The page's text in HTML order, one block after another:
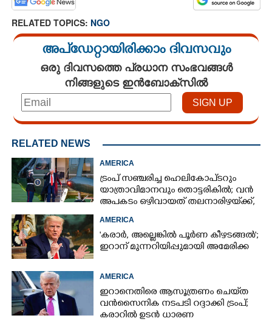
LITERATURE
ZOOM
CONTACT US
RELATED TOPICS: NGO
അപ്ഡേറ്റായിരിക്കാം ദിവസവും
ഒരു ദിവസത്തെ പ്രധാന സംഭവങ്ങൾ
നിങ്ങളുടെ ഇൻബോക്സിൽ
RELATED NEWS
AMERICA
ട്രംപ് സഞ്ചരിച്ച ഹെലികോപ്‌ടറും
യാത്രാവിമാനവും തൊട്ടരികിൽ; വൻ
അപകടം ഒഴിവായത് തലനാരിഴയ്‌ക്ക്,
അന്വേഷണം
AMERICA
'കരാർ, അല്ലെങ്കിൽ പൂർണ കീഴടങ്ങൽ';
ഇറാന് മുന്നറിയിപ്പുമായി അമേരിക്ക
AMERICA
ഇറാനെതിരെ ആസൂത്രണം ചെയ്‌ത
വൻസൈനിക നടപടി റദ്ദാക്കി ട്രംപ്;
കരാറിൽ ഉടൻ ധാരണ